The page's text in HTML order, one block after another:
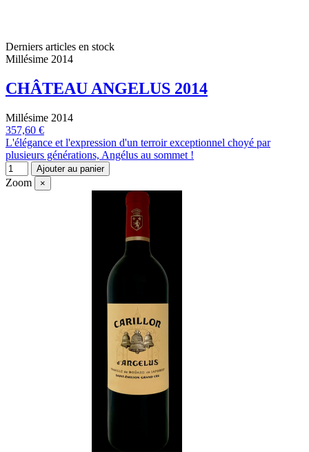
Derniers articles en stock
Millésime 2014
CHÂTEAU ANGELUS 2014
Millésime 2014
357,60 €
L'élégance et l'expression d'un terroir exceptionnel choyé par
plusieurs générations, Angélus au sommet !
Ajouter au panier
Zoom ×